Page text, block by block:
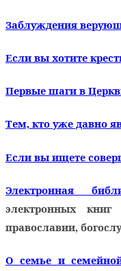
Заблуждения
Если вы хотите
Первые шаги в
Тем, кто уже давно
Если вы ищете
Электронная
электронных
православии,
О семье и